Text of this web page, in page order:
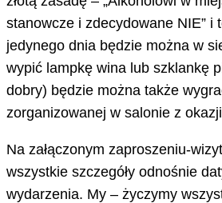
stanowcze i zdecydowane NIE” i
jedynego dnia będzie można w
wypić lampkę wina lub szklankę
dobry) będzie można także
zorganizowanej w salonie z
Na załączonym zaproszeniu-
wszystkie szczegóły odnośnie
wydarzenia. My – życzymy